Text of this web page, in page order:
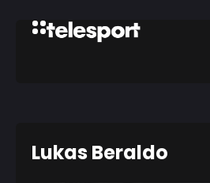
Lukas Beraldo